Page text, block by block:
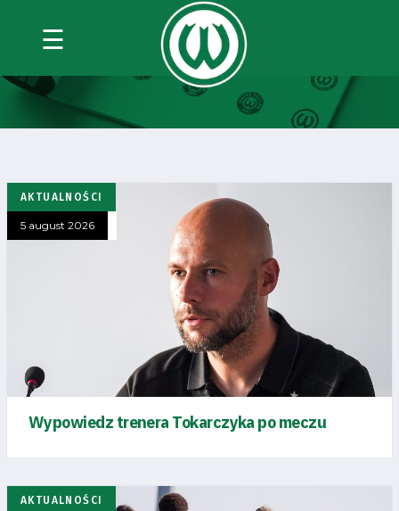
☰CATEGORY:BEZ KATEGORII
AKTUALNOŚCI
5 august 2026
Wypowiedz trenera Tokarczyka po meczu
AKTUALNOŚCI